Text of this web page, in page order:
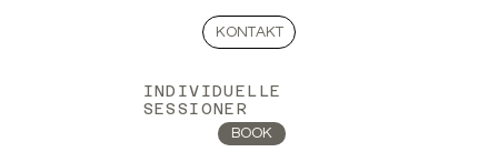
KONTAKT
INDIVIDUELLE
SESSIONER
BOOK